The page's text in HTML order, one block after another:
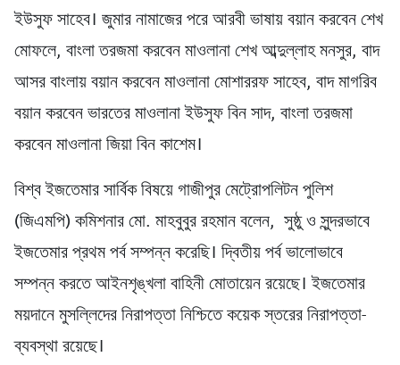
ইউসুফ সাহেব। জুমার নামাজের পরে আরবী ভাষায় বয়ান করবেন শেখ
মোফলে, বাংলা তরজমা করবেন মাওলানা শেখ আব্দুল্লাহ মনসুর, বাদ
আসর বাংলায় বয়ান করবেন মাওলানা মোশাররফ সাহেব, বাদ মাগরিব
বয়ান করবেন ভারতের মাওলানা ইউসুফ বিন সাদ, বাংলা তরজমা
করবেন মাওলানা জিয়া বিন কাশেম।
বিশ্ব ইজতেমার সার্বিক বিষয়ে গাজীপুর মেট্রোপলিটন পুলিশ
(জিএমপি) কমিশনার মো. মাহবুবুর রহমান বলেন, সুষ্ঠু ও সুন্দরভাবে
ইজতেমার প্রথম পর্ব সম্পন্ন করেছি। দ্বিতীয় পর্ব ভালোভাবে
সম্পন্ন করতে আইনশৃঙ্খলা বাহিনী মোতায়েন রয়েছে। ইজতেমার
ময়দানে মুসল্লিদের নিরাপত্তা নিশ্চিতে কয়েক স্তরের নিরাপত্তা-
ব্যবস্থা রয়েছে।